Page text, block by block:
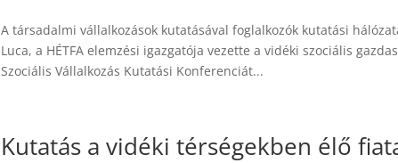
A társadalmi vállalkozások kutatásával foglalkozók kutatási
Luca, a HÉTFA elemzési igazgatója vezette a vidéki szociális
Szociális Vállalkozás Kutatási Konferenciát...
Kutatás a vidéki térségekben élő